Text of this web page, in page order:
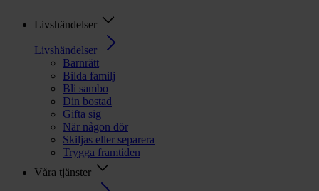
Livshändelser
Livshändelser
Barnrätt
Bilda familj
Bli sambo
Din bostad
Gifta sig
När någon dör
Skiljas eller separera
Trygga framtiden
Våra tjänster